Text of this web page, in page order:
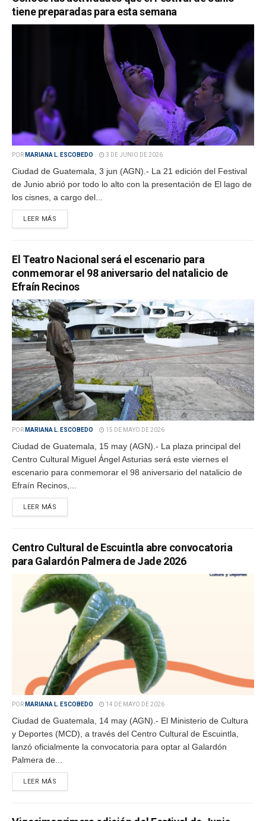
tiene preparadas para esta semana
POR MARIANA L. ESCOBEDO 3 DE JUNIO DE 2026
Ciudad de Guatemala, 3 jun (AGN).- La 21 edición del Festival
de Junio abrió por todo lo alto con la presentación de El lago de
los cisnes, a cargo del...
LEER MÁS
El Teatro Nacional será el escenario para
conmemorar el 98 aniversario del natalicio de
Efraín Recinos
POR MARIANA L. ESCOBEDO 15 DE MAYO DE 2026
Ciudad de Guatemala, 15 may (AGN).- La plaza principal del
Centro Cultural Miguel Ángel Asturias será este viernes el
escenario para conmemorar el 98 aniversario del natalicio de
Efraín Recinos,...
LEER MÁS
Centro Cultural de Escuintla abre convocatoria
para Galardón Palmera de Jade 2026
POR MARIANA L. ESCOBEDO 14 DE MAYO DE 2026
Ciudad de Guatemala, 14 may (AGN).- El Ministerio de Cultura
y Deportes (MCD), a través del Centro Cultural de Escuintla,
lanzó oficialmente la convocatoria para optar al Galardón
Palmera de...
LEER MÁS